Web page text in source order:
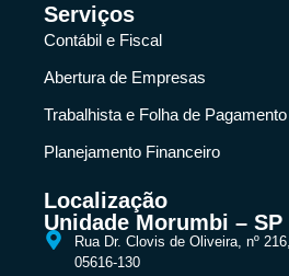
Serviços
Contábil e Fiscal
Abertura de Empresas
Trabalhista e Folha de Pagamento
Planejamento Financeiro
Localização
Unidade Morumbi – SP
Rua Dr. Clovis de Oliveira, nº
05616-130